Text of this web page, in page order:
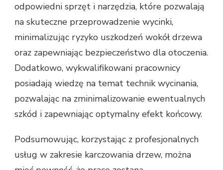
odpowiedni sprzęt i narzędzia, które pozwalają
na skuteczne przeprowadzenie wycinki,
minimalizując ryzyko uszkodzeń wokół drzewa
oraz zapewniając bezpieczeństwo dla otoczenia.
Dodatkowo, wykwalifikowani pracownicy
posiadają wiedzę na temat technik wycinania,
pozwalając na zminimalizowanie ewentualnych
szkód i zapewniając optymalny efekt końcowy.
Podsumowując, korzystając z profesjonalnych
usług w zakresie karczowania drzew, można